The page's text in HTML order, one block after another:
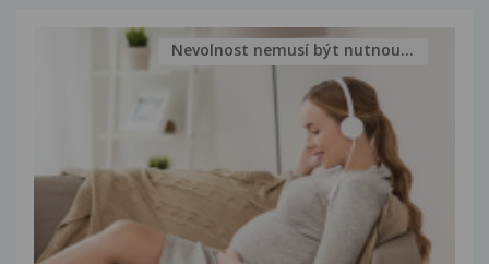
Nevolnost nemusí být nutnou...